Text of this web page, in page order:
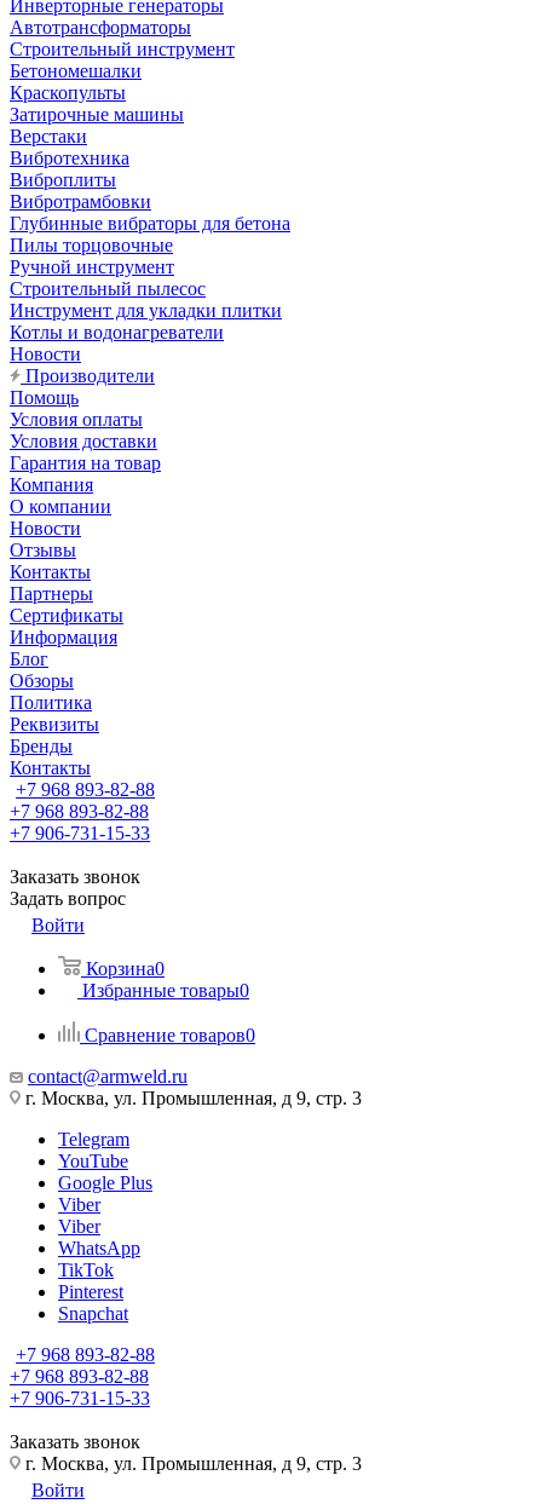
Инверторные генераторы
Автотрансформаторы
Строительный инструмент
Бетономешалки
Краскопульты
Затирочные машины
Верстаки
Вибротехника
Виброплиты
Вибротрамбовки
Глубинные вибраторы для бетона
Пилы торцовочные
Ручной инструмент
Строительный пылесос
Инструмент для укладки плитки
Котлы и водонагреватели
Новости
Производители
Помощь
Условия оплаты
Условия доставки
Гарантия на товар
Компания
О компании
Новости
Отзывы
Контакты
Партнеры
Сертификаты
Информация
Блог
Обзоры
Политика
Реквизиты
Бренды
Контакты
+7 968 893-82-88
+7 968 893-82-88
+7 906-731-15-33
Заказать звонок
Задать вопрос
Войти
Корзина0
Избранные товары0
Сравнение товаров0
contact@armweld.ru
г. Москва, ул. Промышленная, д 9, стр. 3
Telegram
YouTube
Google Plus
Viber
Viber
WhatsApp
TikTok
Pinterest
Snapchat
+7 968 893-82-88
+7 968 893-82-88
+7 906-731-15-33
Заказать звонок
г. Москва, ул. Промышленная, д 9, стр. 3
Войти